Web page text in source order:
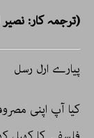
(ترجمہ کار:
پیارے ارل رسل
کیا آپ اپنی